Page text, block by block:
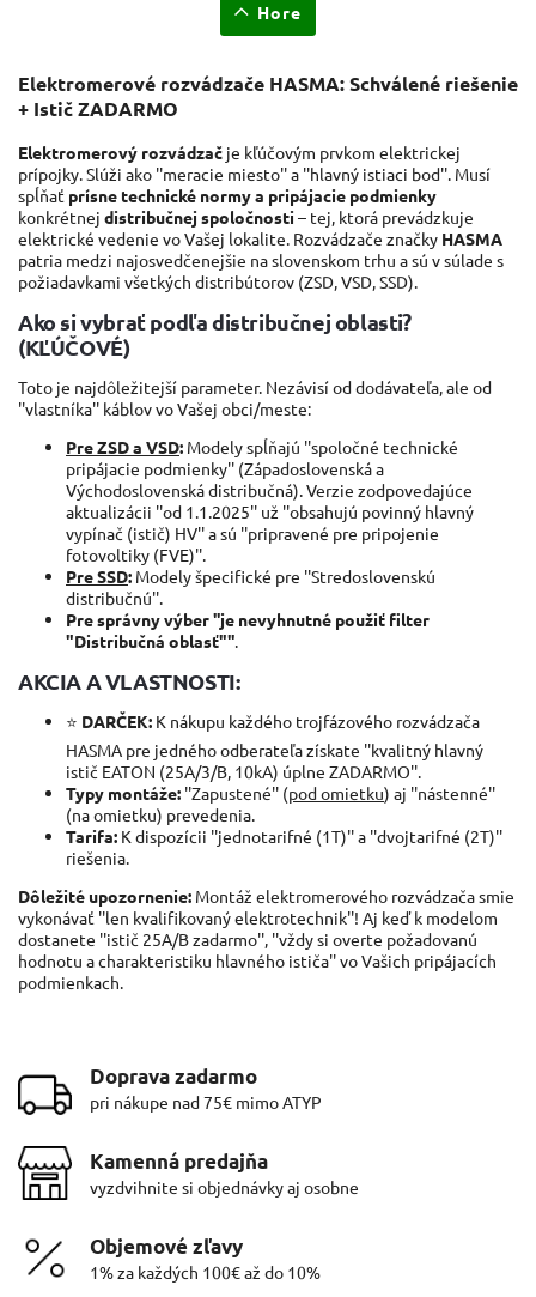
Hore
Elektromerové rozvádzače HASMA: Schválené riešenie
+ Istič ZADARMO
Elektromerový rozvádzač je kľúčovým prvkom elektrickej
prípojky. Slúži ako ''meracie miesto'' a ''hlavný istiaci bod''. Musí
spĺňať prísne technické normy a pripájacie podmienky
konkrétnej distribučnej spoločnosti– tej, ktorá prevádzkuje
elektrické vedenie vo Vašej lokalite. Rozvádzače značky HASMA
patria medzi najosvedčenejšie na slovenskom trhu a sú v súlade s
požiadavkami všetkých distribútorov (ZSD, VSD, SSD).
Ako si vybrať podľa distribučnej oblasti?
(KĽÚČOVÉ)
Toto je najdôležitejší parameter. Nezávisí od dodávateľa, ale od
''vlastníka'' káblov vo Vašej obci/meste:
Pre ZSD a VSD: Modely spĺňajú ''spoločné technické
pripájacie podmienky'' (Západoslovenská a
Východoslovenská distribučná). Verzie zodpovedajúce
aktualizácii ''od 1.1.2025'' už ''obsahujú povinný hlavný
vypínač (istič) HV'' a sú ''pripravené pre pripojenie
fotovoltiky (FVE)''.
Pre SSD: Modely špecifické pre ''Stredoslovenskú
distribučnú''.
Pre správny výber ''je nevyhnutné použiť filter
"Distribučná oblasť"''.
AKCIA A VLASTNOSTI:
⭐ DARČEK: K nákupu každého trojfázového rozvádzača
HASMA pre jedného odberateľa získate ''kvalitný hlavný
istič EATON (25A/3/B, 10kA) úplne ZADARMO''.
Typy montáže: ''Zapustené'' (pod omietku) aj ''nástenné''
(na omietku) prevedenia.
Tarifa: K dispozícii ''jednotarifné (1T)'' a ''dvojtarifné (2T)''
riešenia.
Dôležité upozornenie: Montáž elektromerového rozvádzača smie
vykonávať ''len kvalifikovaný elektrotechnik''! Aj keď k modelom
dostanete ''istič 25A/B zadarmo'', ''vždy si overte požadovanú
hodnotu a charakteristiku hlavného ističa'' vo Vašich pripájacích
podmienkach.
Doprava zadarmo
pri nákupe nad 75€ mimo ATYP
Kamenná predajňa
vyzdvihnite si objednávky aj osobne
Objemové zľavy
1% za každých 100€ až do 10%